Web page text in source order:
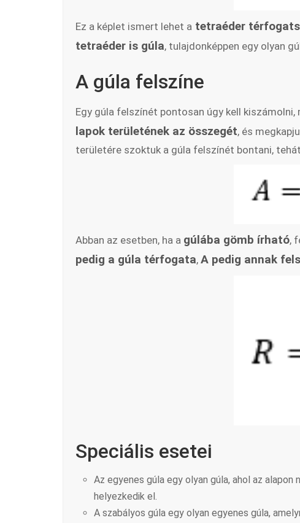
Ez a képlet ismert lehet a tetraéder
tetraéder is gúla, tulajdonképpen egy olyan
A gúla felszíne
Egy gúla felszínét pontosan úgy kell
lapok területének az összegét, és
területére szoktuk a gúla felszínét bontani, tehát
Abban az esetben, ha a gúlába gömb írható,
pedig a gúla térfogata, A pedig annak
Speciális esetei
Az egyenes gúla egy olyan gúla, ahol az
helyezkedik el.
A szabályos gúla egy olyan egyenes gúla,